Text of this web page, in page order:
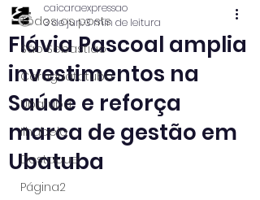
Todos os posts
São Sebastião
Caraguatatuba
Ubatuba
Ilhabela
Destaque
Página2
Flávia Pascoal amplia
investimentos na
Saúde e reforça
marca de gestão em
Ubatuba
caicaraexpressao
3 de jun.3 min de leitura